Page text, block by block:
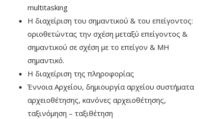
multitasking
Η διαχείριση του σημαντικού & του επείγοντος:
οριοθετώντας την σχέση μεταξύ επείγοντος &
σημαντικού σε σχέση με το επείγον & ΜΗ
σημαντικό.
Η διαχείριση της πληροφορίας
Έννοια Αρχείου, δημιουργία αρχείου συστήματα
αρχειοθέτησης, κανόνες αρχειοθέτησης,
ταξινόμηση – ταξιθέτηση